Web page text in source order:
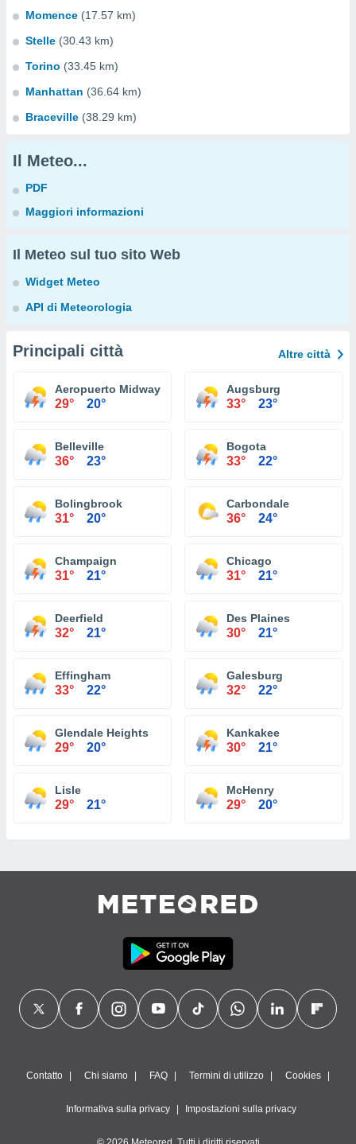
Momence (17.57 km)
Stelle (30.43 km)
Torino (33.45 km)
Manhattan (36.64 km)
Braceville (38.29 km)
Il Meteo...
PDF
Maggiori informazioni
Il Meteo sul tuo sito Web
Widget Meteo
API di Meteorologia
Principali città Altre città
Aeropuerto Midway Chicago
29° 20°
Augsburg
33° 23°
Belleville
36° 23°
Bogota
33° 22°
Bolingbrook
31° 20°
Carbondale
36° 24°
Champaign
31° 21°
Chicago
31° 21°
Deerfield
32° 21°
Des Plaines
30° 21°
Effingham
33° 22°
Galesburg
32° 22°
Glendale Heights
29° 20°
Kankakee
30° 21°
Lisle
29° 21°
McHenry
29° 20°
Contatto Chi siamo FAQ Termini di utilizzo Cookies
Informativa sulla privacy Impostazioni sulla privacy